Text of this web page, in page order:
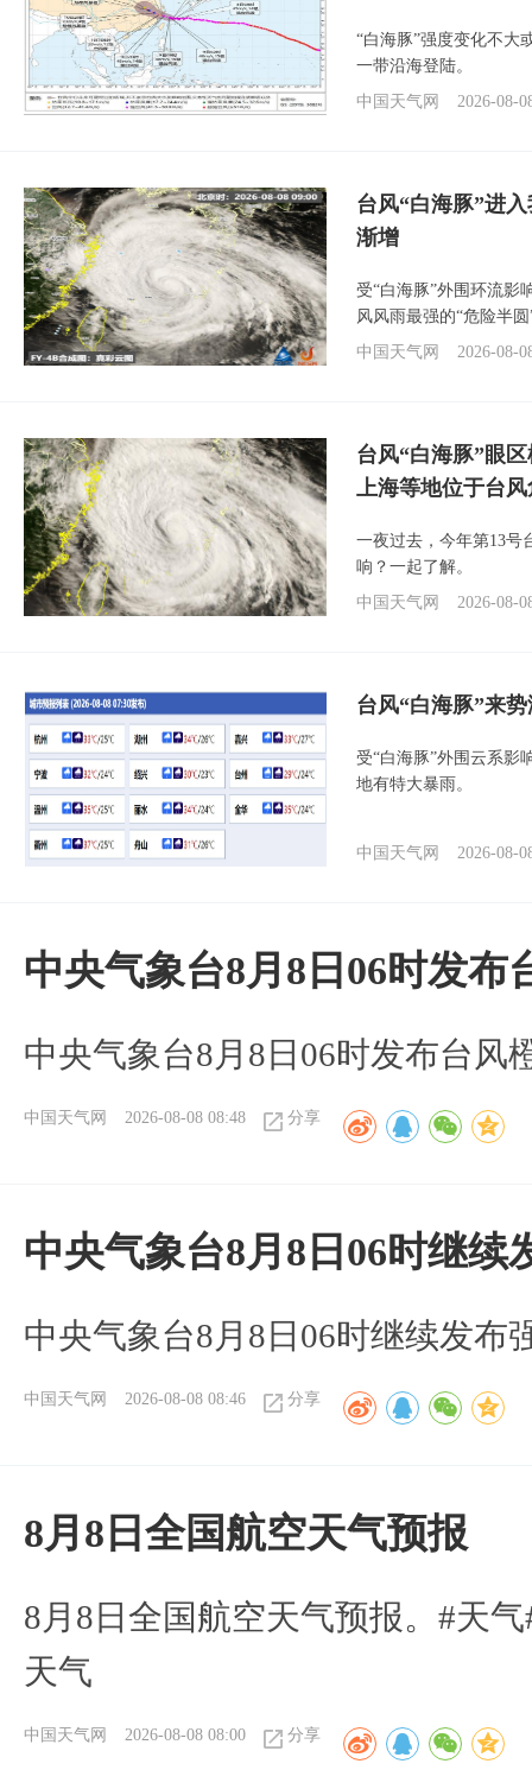
“白海豚”强度变化不大
一带沿海登陆。
中国天气网
2026-08-
台风“白海豚”进
渐增
受“白海豚”外围环流影
风风雨最强的“危险半
中国天气网
2026-08-
台风“白海豚”眼
上海等地位于台
一夜过去，今年第13号
响？一起了解。
中国天气网
2026-08-
台风“白海豚”来
受“白海豚”外围云系影
地有特大暴雨。
中国天气网 2026-08-
中央气象台8月8日06时发布
中央气象台8月8日06时发布台风
中国天气网 2026-08-08 08:48 分享
中央气象台8月8日06时继
中央气象台8月8日06时继续发布
中国天气网 2026-08-08 08:46 分享
8月8日全国航空天气预报
8月8日全国航空天气预报。#天
天气
中国天气网 2026-08-08 08:00 分享